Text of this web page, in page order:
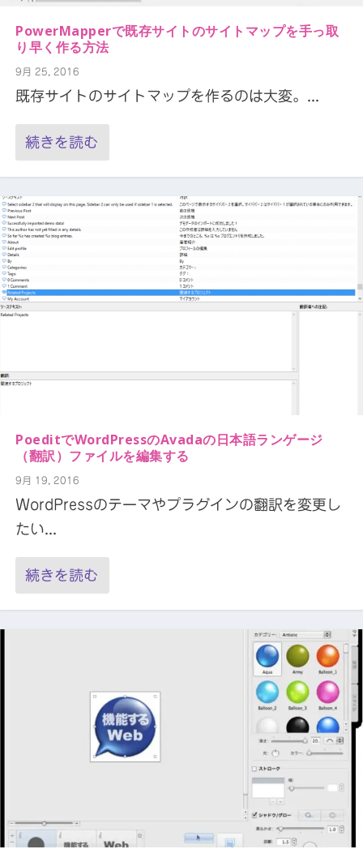
PowerMapperで既存サイトのサイトマップを手っ取
り早く作る方法
9月 25, 2016
既存サイトのサイトマップを作るのは大変。...
続きを読む
PoeditでWordPressのAvadaの日本語ランゲージ
（翻訳）ファイルを編集する
9月 19, 2016
WordPressのテーマやプラグインの翻訳を変更し
たい...
続きを読む